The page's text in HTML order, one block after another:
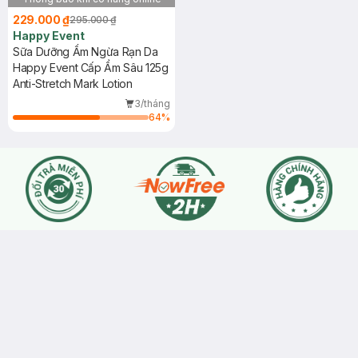
229.000 ₫295.000 ₫
Happy Event
Sữa Dưỡng Ẩm Ngừa Rạn Da
Happy Event Cấp Ẩm Sâu 125g
Anti-Stretch Mark Lotion
3/tháng
64%